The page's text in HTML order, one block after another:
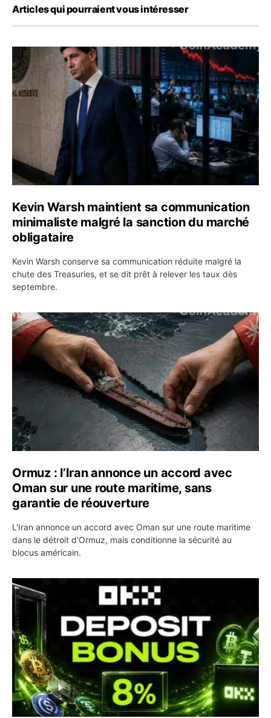
Articles qui pourraient vous intéresser
Kevin Warsh maintient sa communication minimaliste
Kevin Warsh maintient sa communication
minimaliste malgré la sanction du marché
obligataire
Kevin Warsh conserve sa communication réduite malgré la
chute des Treasuries, et se dit prêt à relever les taux dès
septembre.
Ormuz : l’Iran annonce un accord avec Oman sur une
Ormuz : l’Iran annonce un accord avec
Oman sur une route maritime, sans
garantie de réouverture
L'Iran annonce un accord avec Oman sur une route maritime
dans le détroit d'Ormuz, mais conditionne la sécurité au
blocus américain.
OKX relance une campagne Deposit Bonus : jusqu’à 5